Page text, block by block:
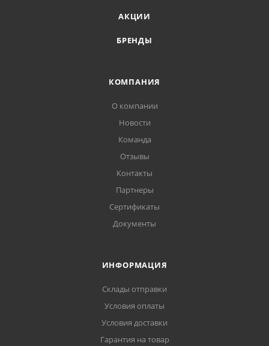
АКЦИИ
БРЕНДЫ
КОМПАНИЯ
О компании
Новости
Команда
Отзывы
Контакты
Партнеры
Сертификаты
Документы
ИНФОРМАЦИЯ
Склады отправки
Условия оплаты
Условия доставки
Гарантия на товар